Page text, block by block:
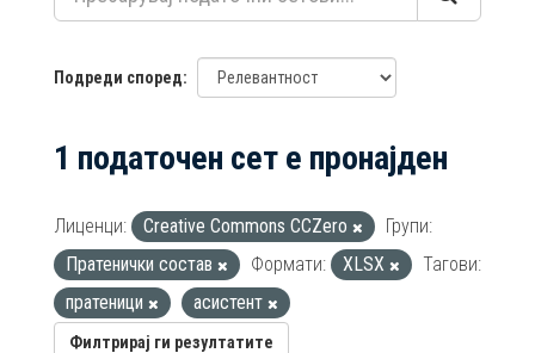
Подреди според
1 податочен сет е пронајден
Лиценци: Creative Commons CCZero
Групи:
Пратенички состав
Формати: XLSX
Тагови:
пратеници
асистент
Филтрирај ги резултатите